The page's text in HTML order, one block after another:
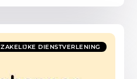
ZAKELIJKE DIENSTVERLENING